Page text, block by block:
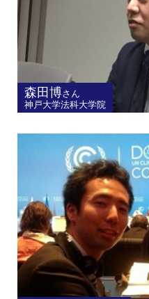
森田博さん
神戸大学法科大学院